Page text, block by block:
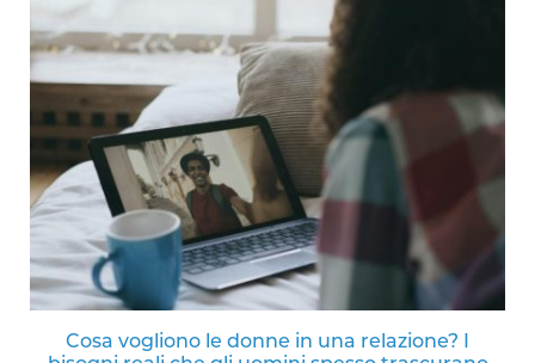
Cosa vogliono le donne in una relazione? I